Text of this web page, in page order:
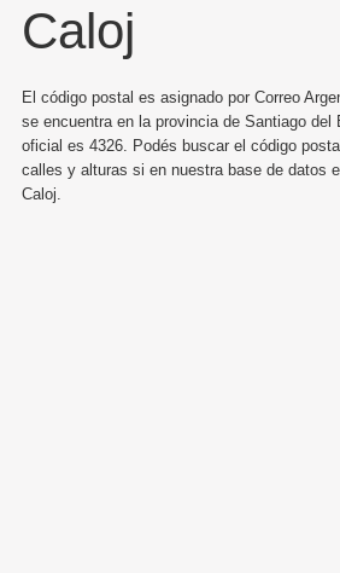
Caloj
El código postal es asignado por Correo
se encuentra en la provincia de Santiago del
oficial es 4326. Podés buscar el código
calles y alturas si en nuestra base de datos
Caloj.